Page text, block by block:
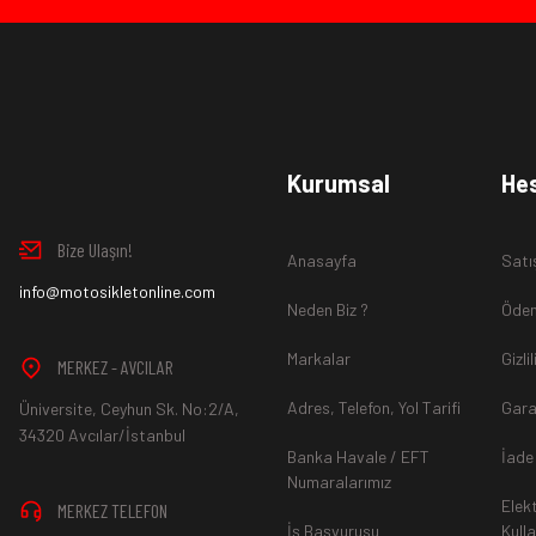
www.MotosikletOnline.com alışveriş sitesinden almış
Aksi durum söz konusu olduğunda
*İade ve Değişim sürecinde ürünlerin "Gönderici Ödemeli”
Ürün mağazamıza ulaştıktan sonra gerekli incelemelerin
Bize Ulaşın!
info@motosikletonline.com
MERKEZ - AVCILAR
Üniversite, Ceyhun Sk. No:2/A,
34320 Avcılar/İstanbul
MERKEZ TELEFON
Kurumsal
Anasayfa
Neden Biz ?
Markalar
Adres, Telefon, Yol Tarifi
Banka Havale / EFT
Numaralarımız
İş Başvurusu
İade